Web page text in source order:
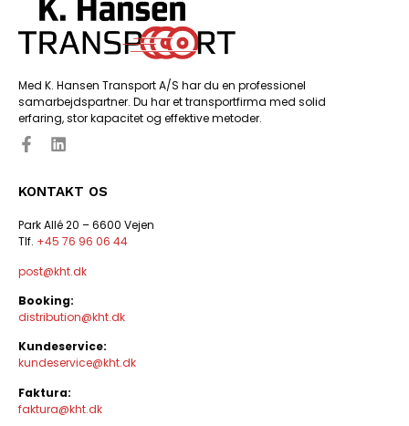
Med K. Hansen Transport A/S har du en professionel
samarbejdspartner. Du har et transportfirma med solid
erfaring, stor kapacitet og effektive metoder.
KONTAKT OS
Park Allé 20 – 6600 Vejen
Tlf. +45 76 96 06 44
post@kht.dk
Booking:
distribution@kht.dk
Kundeservice:
kundeservice@kht.dk
Faktura:
faktura@kht.dk